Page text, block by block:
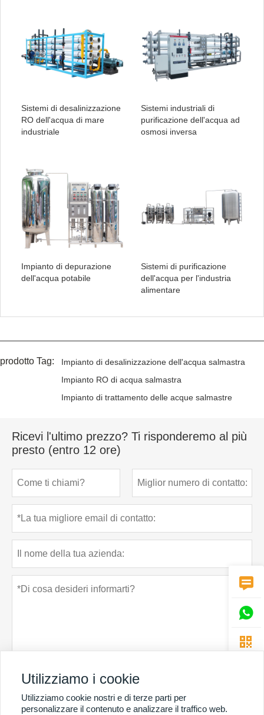
Sistemi di desalinizzazione
RO dell'acqua di mare
industriale
Sistemi industriali di
purificazione dell'acqua ad
osmosi inversa
Impianto di depurazione
dell'acqua potabile
Sistemi di purificazione
dell'acqua per l'industria
alimentare
prodotto Tag:
Impianto di desalinizzazione dell'acqua salmastra
Impianto RO di acqua salmastra
Impianto di trattamento delle acque salmastre
Ricevi l'ultimo prezzo? Ti risponderemo al più
presto (entro 12 ore)
presentare Politica sulla riservatezza



Utilizziamo i cookie
Utilizziamo cookie nostri e di terze parti per
personalizzare il contenuto e analizzare il traffico web.